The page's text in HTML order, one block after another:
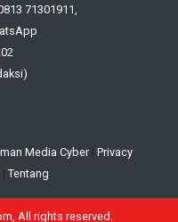
71301911,
Media Cyber
Privacy
Tentang
All rights reserved.